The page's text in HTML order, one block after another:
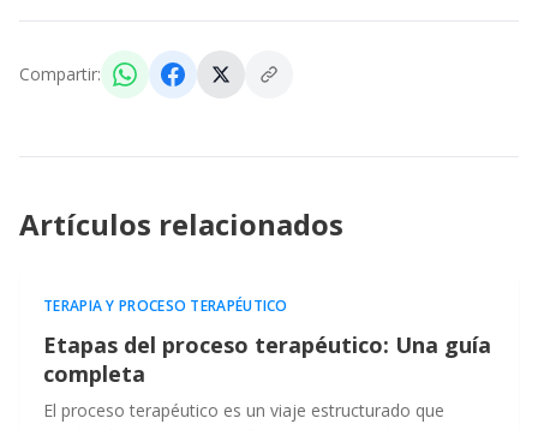
Compartir:
Artículos relacionados
TERAPIA Y PROCESO TERAPÉUTICO
Etapas del proceso terapéutico: Una guía
completa
El proceso terapéutico es un viaje estructurado que